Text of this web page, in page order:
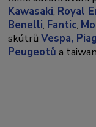
Kawasaki, Royal
Benelli, Fantic,
skútrůVespa,
Peugeotů a